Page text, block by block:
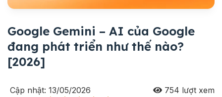
Google Gemini – AI của Google
đang phát triển như thế nào?
[2026]
Cập nhật: 13/05/2026 754 lượt xem